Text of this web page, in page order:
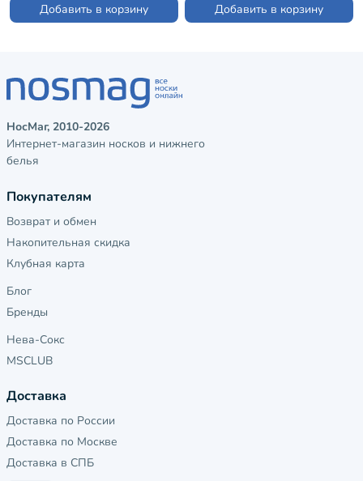
Добавить в корзину
Добавить в корзину
НосМаг, 2010-2026
Интернет-магазин носков и нижнего
белья
Покупателям
Возврат и обмен
Накопительная скидка
Клубная карта
Блог
Бренды
Нева-Сокс
MSCLUB
Доставка
Доставка по России
Доставка по Москве
Доставка в СПБ